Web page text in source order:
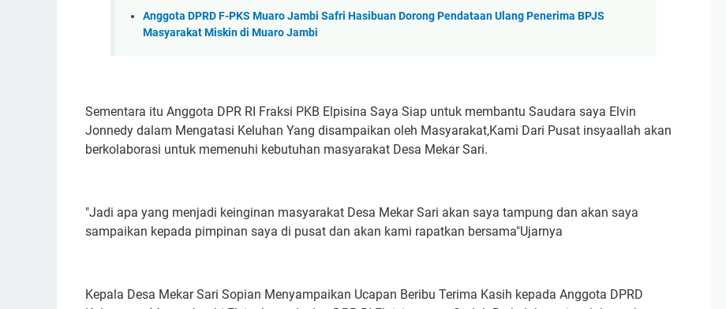
Anggota DPRD F-PKS Muaro Jambi Safri Hasibuan Dorong Pendataan Ulang Penerima BPJS
Masyarakat Miskin di Muaro Jambi
Sementara itu Anggota DPR RI Fraksi PKB Elpisina Saya Siap untuk membantu Saudara saya Elvin
Jonnedy dalam Mengatasi Keluhan Yang disampaikan oleh Masyarakat,Kami Dari Pusat insyaallah akan
berkolaborasi untuk memenuhi kebutuhan masyarakat Desa Mekar Sari.
"Jadi apa yang menjadi keinginan masyarakat Desa Mekar Sari akan saya tampung dan akan saya
sampaikan kepada pimpinan saya di pusat dan akan kami rapatkan bersama"Ujarnya
Kepala Desa Mekar Sari Sopian Menyampaikan Ucapan Beribu Terima Kasih kepada Anggota DPRD